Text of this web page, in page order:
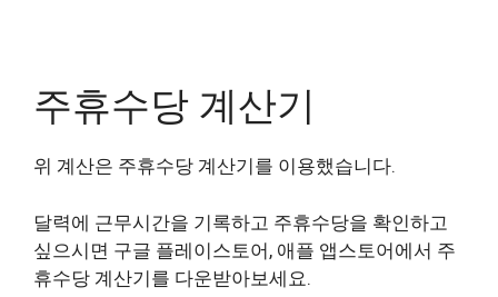
주휴수당 계산기
위 계산은 주휴수당 계산기를 이용했습니다.
달력에 근무시간을 기록하고 주휴수당을 확인하고
싶으시면 구글 플레이스토어, 애플 앱스토어에서 주
휴수당 계산기를 다운받아보세요.